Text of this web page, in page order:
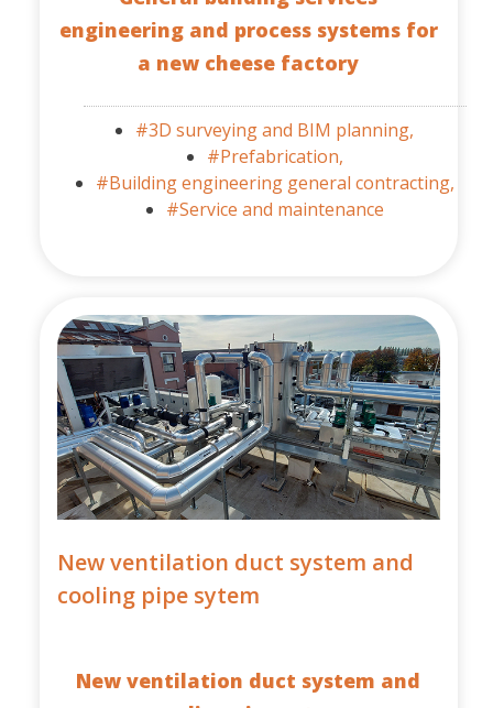
engineering and process systems for
a new cheese factory
#3D surveying and BIM planning,
#Prefabrication,
#Building engineering general contracting,
#Service and maintenance
New ventilation duct system and
cooling pipe sytem
New ventilation duct system and